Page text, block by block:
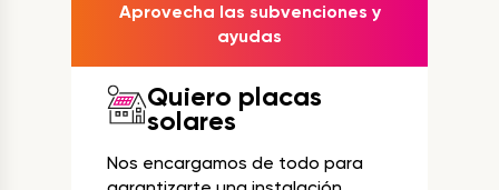
Aprovecha las subvenciones y
ayudas
Quiero placas
solares
Nos encargamos de todo para